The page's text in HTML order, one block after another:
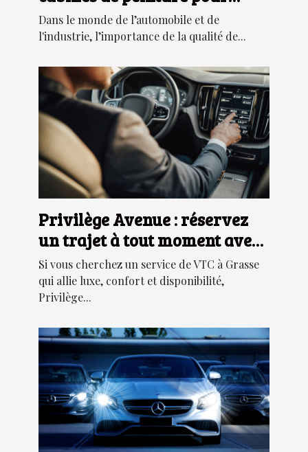
l’automobile et l’industrie
Dans le monde de l’automobile et de
l'industrie, l’importance de la qualité de...
Privilège Avenue : réservez
un trajet à tout moment avec
cette société de VTC à Grasse !
Si vous cherchez un service de VTC à Grasse
qui allie luxe, confort et disponibilité,
Privilège...